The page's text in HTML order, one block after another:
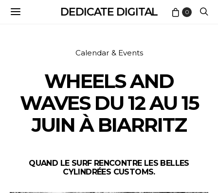
DEDICATE DIGITAL 0
Calendar & Events
WHEELS AND
WAVES DU 12 AU 15
JUIN À BIARRITZ
QUAND LE SURF RENCONTRE LES BELLES
CYLINDRÉES CUSTOMS.